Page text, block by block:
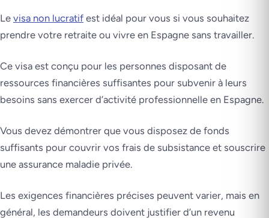
Le visa non lucratif est idéal pour vous si vous souhaitez
prendre votre retraite ou vivre en Espagne sans travailler.
Ce visa est conçu pour les personnes disposant de
ressources financières suffisantes pour subvenir à leurs
besoins sans exercer d’activité professionnelle en Espagne.
Vous devez démontrer que vous disposez de fonds
suffisants pour couvrir vos frais de subsistance et souscrire
une assurance maladie privée.
Les exigences financières précises peuvent varier, mais en
général, les demandeurs doivent justifier d’un revenu